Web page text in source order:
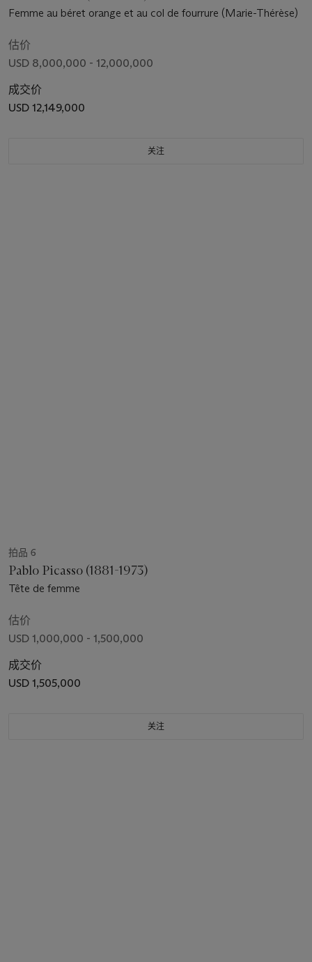
Femme au béret orange et au col de fourrure (Marie-Thérèse)
估价
USD 8,000,000 - 12,000,000
成交价
USD 12,149,000
关注
拍品 6
Pablo Picasso (1881-1973)
Tête de femme
估价
USD 1,000,000 - 1,500,000
成交价
USD 1,505,000
关注